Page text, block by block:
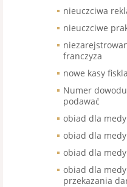
nieuczciwa
nieuczciwe
franczyza
nowe kasy
Numer
podawać
obiad dla
obiad dla
obiad dla
obiad dla
przekazania